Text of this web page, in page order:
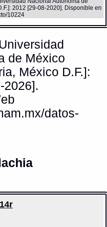
2012 [29-08-2020]. Disponible en
10224
de México
México D.F.]:
2026].
datos-